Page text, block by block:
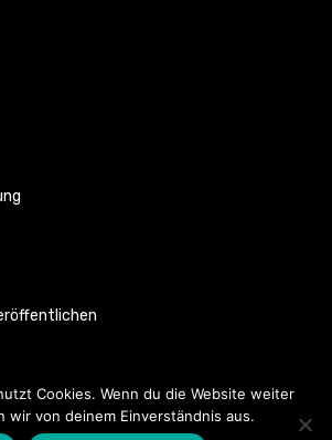
Cookies. Wenn du die Website weiter
wir von deinem Einverständnis aus.